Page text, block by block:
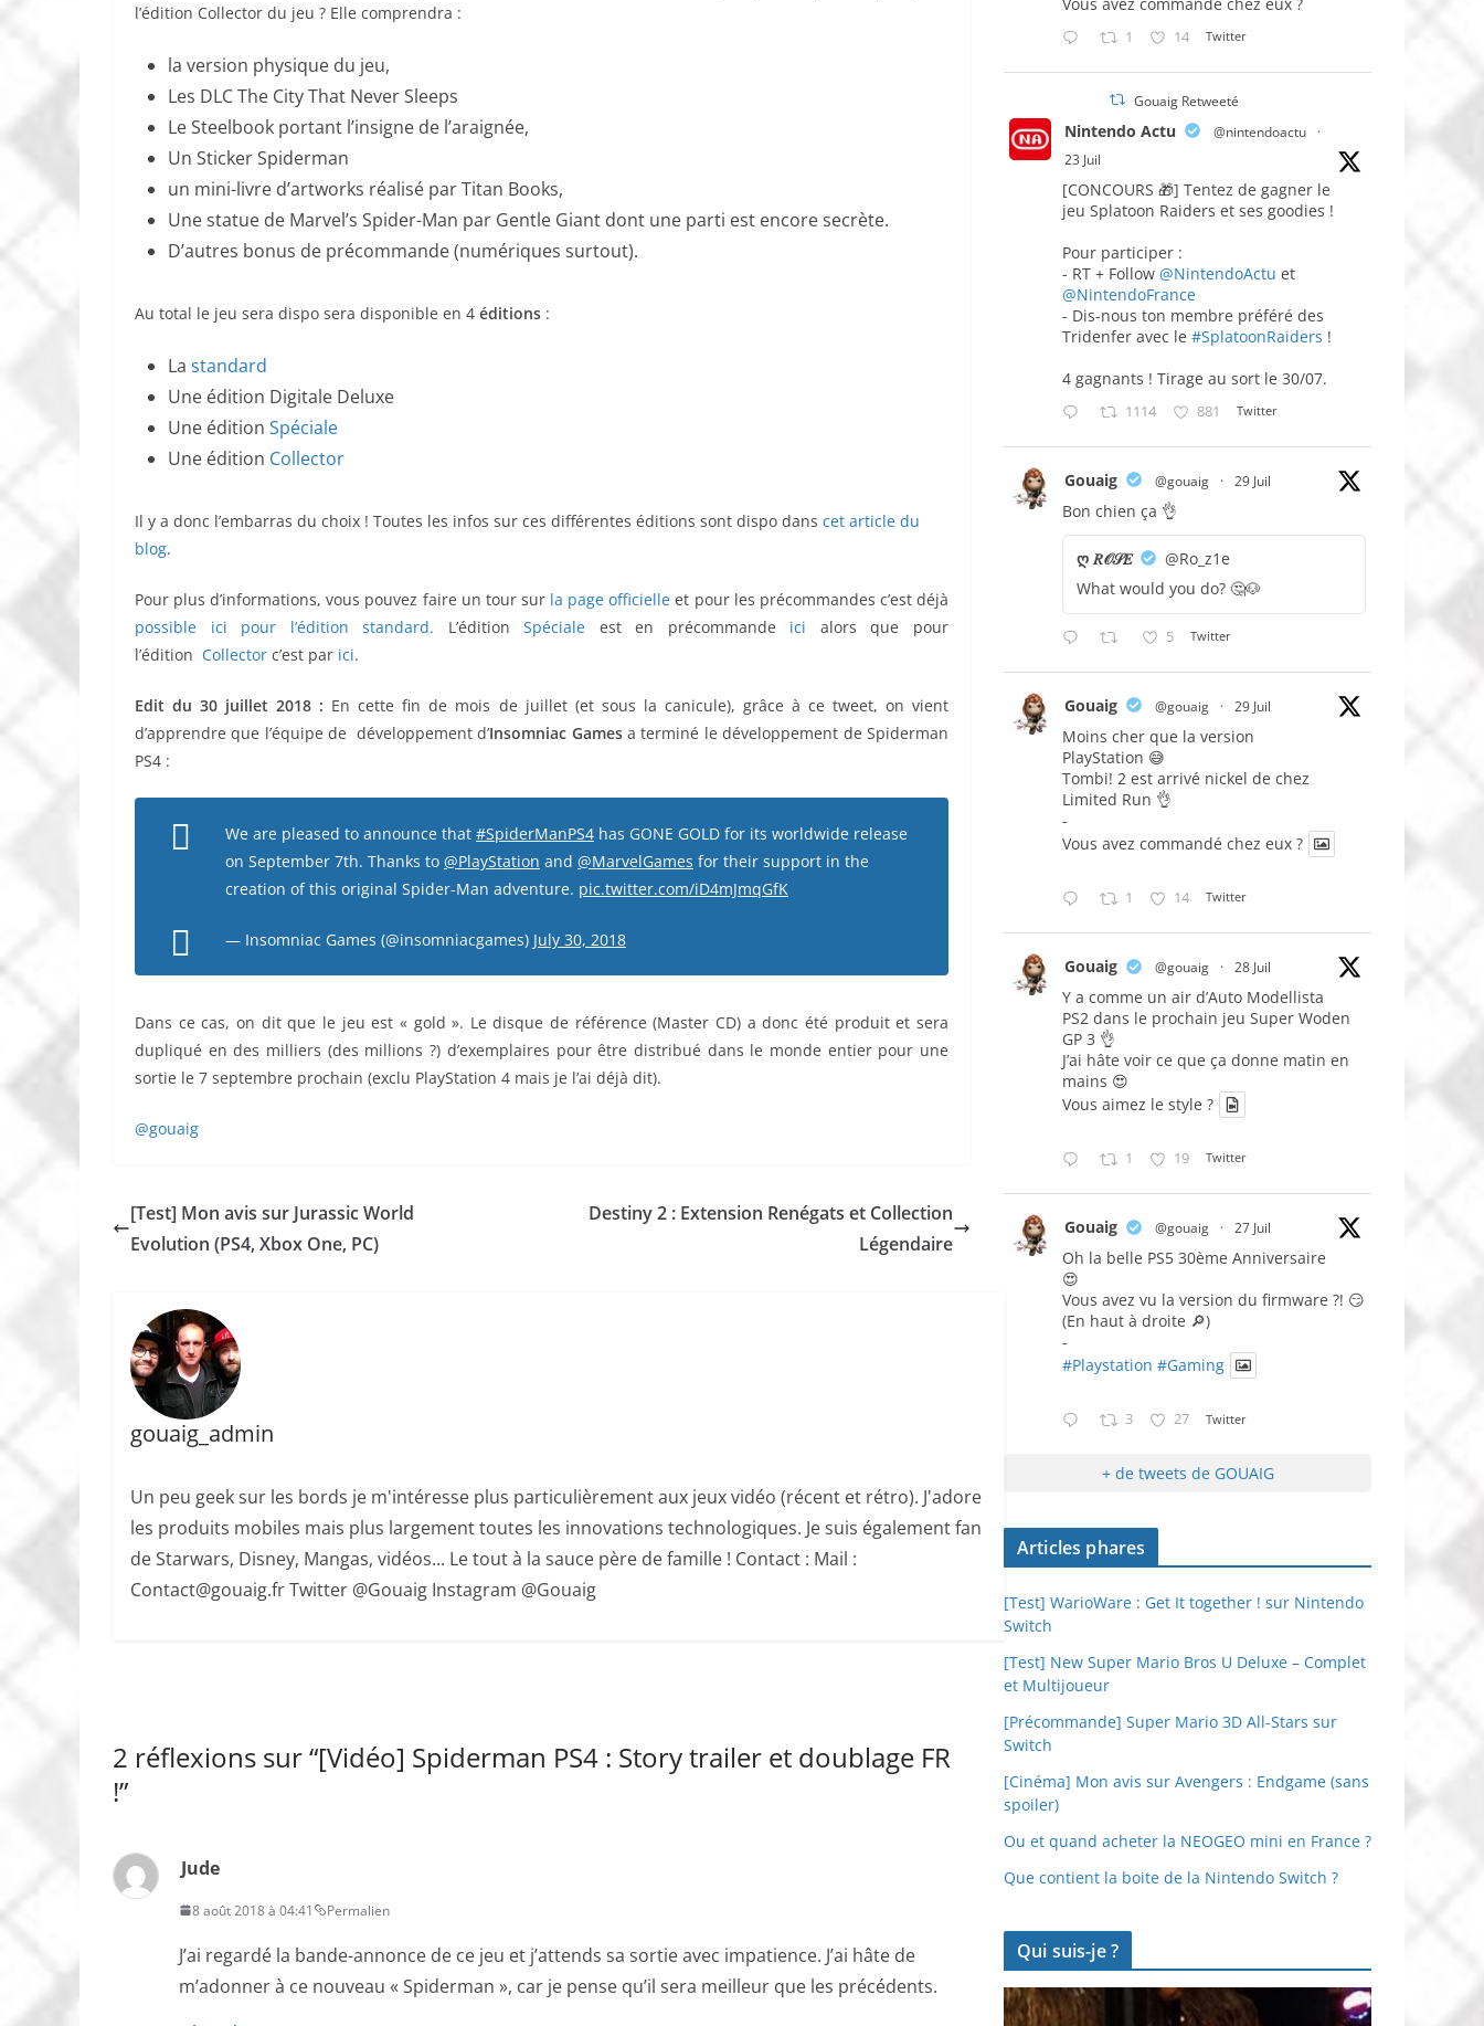
l’édition Collector du jeu ? Elle comprendra :
la version physique du jeu,
Les DLC The City That Never Sleeps
Le Steelbook portant l’insigne de l’araignée,
Un Sticker Spiderman
un mini-livre d’artworks réalisé par Titan Books,
Une statue de Marvel’s Spider-Man par Gentle Giant dont une parti est encore secrète.
D’autres bonus de précommande (numériques surtout).
Au total le jeu sera dispo sera disponible en 4 éditions :
La standard
Une édition Digitale Deluxe
Une édition Spéciale
Une édition Collector
Il y a donc l’embarras du choix ! Toutes les infos sur ces différentes éditions sont dispo dans cet article du
blog.
Pour plus d’informations, vous pouvez faire un tour sur la page officielle et pour les précommandes c’est déjà
possible ici pour l’édition
standard. L’éditionSpéciale est en précommande ici alors que pour
l’édition Collector c’est par ici.
Edit du 30 juillet 2018 : En cette fin de mois de juillet (et sous la canicule), grâce à ce tweet, on vient
d’apprendre que l’équipe de développement d’Insomniac Gamesa terminé le développement de Spiderman
PS4 :
We are pleased to announce that #SpiderManPS4 has GONE GOLD for its worldwide release
on September 7th. Thanks to @PlayStation and @MarvelGames for their support in the
creation of this original Spider-Man adventure. pic.twitter.com/iD4mJmqGfK
— Insomniac Games (@insomniacgames) July 30, 2018
Dans ce cas, on dit que le jeu est « gold ». Le disque de référence (Master CD) a donc été produit et sera
dupliqué en des milliers (des millions ?) d’exemplaires pour être distribué dans le monde entier pour une
sortie le 7 septembre prochain (exclu PlayStation 4 mais je l’ai déjà dit).
@gouaig
[Test] Mon avis sur Jurassic World
Evolution (PS4, Xbox One, PC)
Destiny 2 : Extension Renégats et Collection
Légendaire
gouaig_admin
Un peu geek sur les bords je m'intéresse plus particulièrement aux jeux vidéo (récent et rétro). J'adore
les produits mobiles mais plus largement toutes les innovations technologiques. Je suis également fan
de Starwars, Disney, Mangas, vidéos... Le tout à la sauce père de famille ! Contact : Mail :
Contact@gouaig.fr Twitter @Gouaig Instagram @Gouaig
2 réflexions sur “[Vidéo] Spiderman PS4 : Story trailer et doublage FR
!”
Jude
8 août 2018 à 04:41 Permalien
J’ai regardé la bande-annonce de ce jeu et j’attends sa sortie avec impatience. J’ai hâte de
m’adonner à ce nouveau « Spiderman », car je pense qu’il sera meilleur que les précédents.
1 14 Twitter
Gouaig Retweeté
Nintendo Actu @nintendoactu
·
23 Juil
[CONCOURS 🎁] Tentez de gagner le
jeu Splatoon Raiders et ses goodies !
Pour participer :
- RT + Follow @NintendoActu et
@NintendoFrance
- Dis-nous ton membre préféré des
Tridenfer avec le #SplatoonRaiders !
4 gagnants ! Tirage au sort le 30/07.
1114 881 Twitter
Gouaig @gouaig · 29 Juil
Bon chien ça 👌
ღ 𝑅𝒪𝒮𝐸
@Ro_z1e
What would you do? 🤔🐶
5 Twitter
Gouaig @gouaig · 29 Juil
Moins cher que la version
PlayStation 😅
Tombi! 2 est arrivé nickel de chez
Limited Run 👌
-
Vous avez commandé chez eux ?
1 14 Twitter
Gouaig @gouaig · 28 Juil
Y a comme un air d’Auto Modellista
PS2 dans le prochain jeu Super Woden
GP 3 👌
J’ai hâte voir ce que ça donne matin en
mains 😍
Vous aimez le style ?
1 19 Twitter
Gouaig @gouaig · 27 Juil
Oh la belle PS5 30ème Anniversaire
😍
Vous avez vu la version du firmware ?! 😏
(En haut à droite 🔎)
-
#Playstation #Gaming
3 27 Twitter
+ de tweets de GOUAIG
Articles phares
[Test] WarioWare : Get It together ! sur Nintendo
Switch
[Test] New Super Mario Bros U Deluxe – Complet
et Multijoueur
[Précommande] Super Mario 3D All-Stars sur
Switch
[Cinéma] Mon avis sur Avengers : Endgame (sans
spoiler)
Ou et quand acheter la NEOGEO mini en France ?
Que contient la boite de la Nintendo Switch ?
Qui suis-je ?